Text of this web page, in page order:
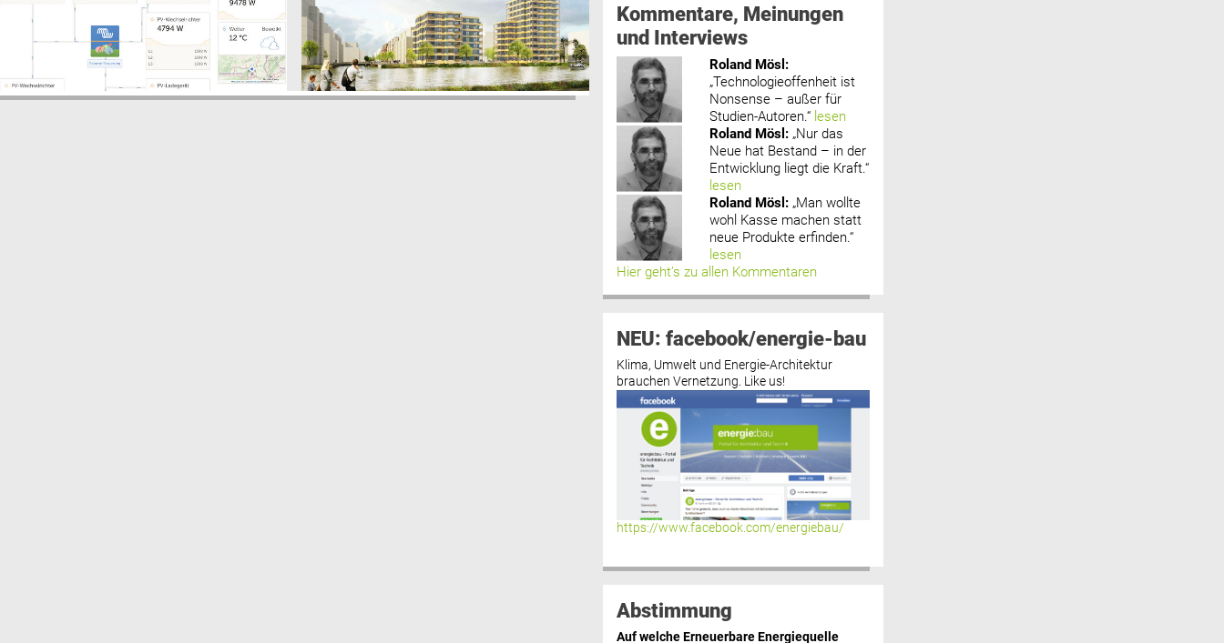
Kommentare, Meinungen
und Interviews
Roland Mösl :
„Technologieoffenheit ist
Nonsense – außer für
Studien-Autoren.“ lesen
Roland Mösl : „Nur das
Neue hat Bestand – in der
Entwicklung liegt die Kraft.“
lesen
Roland Mösl : „Man wollte
wohl Kasse machen statt
neue Produkte erfinden.“
lesen
Hier geht’s zu allen Kommentaren
NEU: facebook/energie-bau
Klima, Umwelt und Energie-Architektur
brauchen Vernetzung. Like us!
https://www.facebook.com/energiebau/
Abstimmung
Auf welche Erneuerbare Energiequelle